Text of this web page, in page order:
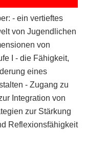
- ein vertieftes
von Jugendlichen
von
I - die Fähigkeit,
eines
- Zugang zu
Integration von
zur Stärkung
Reflexionsfähigkeit